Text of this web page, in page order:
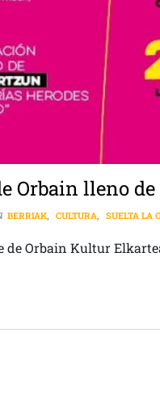
Orbain lleno
BERRIAK, CULTURA, SUELTA LA
de Orbain Kultur